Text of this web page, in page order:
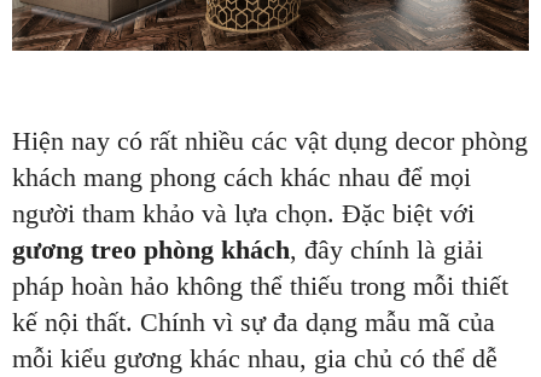
Hiện nay có rất nhiều các vật dụng decor phòng
khách mang phong cách khác nhau để mọi
người tham khảo và lựa chọn. Đặc biệt với
gương treo phòng khách, đây chính là giải
pháp hoàn hảo không thể thiếu trong mỗi thiết
kế nội thất. Chính vì sự đa dạng mẫu mã của
mỗi kiểu gương khác nhau, gia chủ có thể dễ